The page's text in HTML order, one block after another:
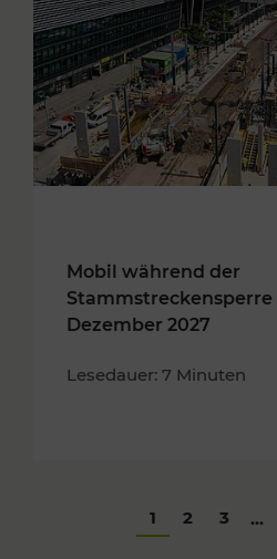
Mobil während der
Stammstreckensperre
Dezember 2027
Lesedauer: 7 Minuten
1 2 3 ...